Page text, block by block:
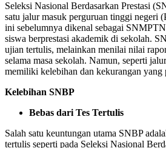
Seleksi Nasional Berdasarkan Prestasi
satu jalur masuk perguruan tinggi negeri
ini sebelumnya dikenal sebagai
siswa berprestasi akademik di sekolah.
ujian tertulis, melainkan menilai nilai
selama masa sekolah. Namun, seperti
memiliki kelebihan dan kekurangan yang
Kelebihan SNBP
Bebas dari Tes Tertulis
Salah satu keuntungan utama SNBP
tertulis seperti pada Seleksi Nasional